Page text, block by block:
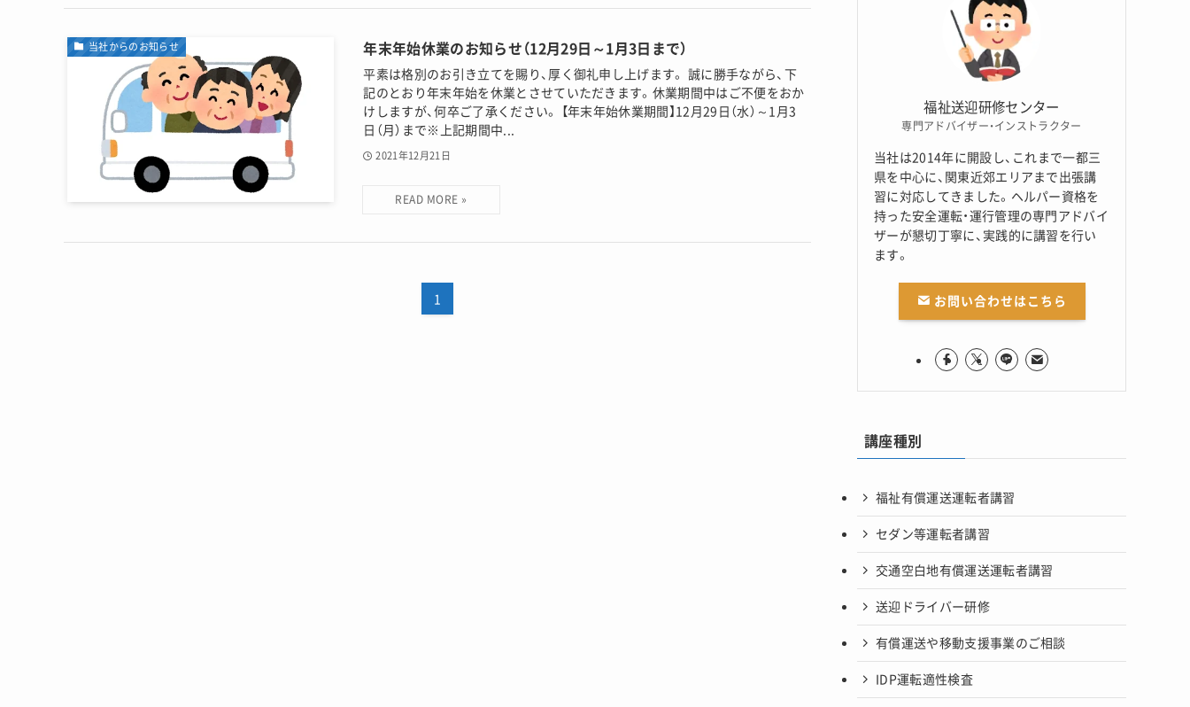
当社からのお知らせ 年末年始休業のお知らせ（12月29日～1月3日まで）
平素は格別のお引き立てを賜り、厚く御礼申し上げます。 誠に勝手ながら、下
記のとおり年末年始を休業とさせていただきます。休業期間中はご不便をおか
けしますが、何卒ご了承ください。 【年末年始休業期間】12月29日（水）～1月3
日（月）まで※上記期間中...
2021年12月21日
1
福祉送迎研修センター
専門アドバイザー・インストラクター
当社は2014年に開設し、これまで一都三
県を中心に、関東近郊エリアまで出張講
習に対応してきました。ヘルパー資格を
持った安全運転・運行管理の専門アドバイ
ザーが懇切丁寧に、実践的に講習を行い
ます。
お問い合わせはこちら
講座種別
福祉有償運送運転者講習
セダン等運転者講習
交通空白地有償運送運転者講習
送迎ドライバー研修
有償運送や移動支援事業のご相談
IDP運転適性検査